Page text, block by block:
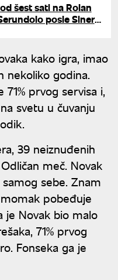
šest sati na Rolan
posle Sinera
kako igra, imao
nekoliko godina.
prvog servisa i,
svetu u čuvanju
39 neiznuđenih
meč. Novak
sebe. Znam
pobeđuje
je Novak bio malo
71% prvog
Fonseka ga je